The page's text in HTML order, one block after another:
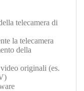
telecamera di
la telecamera
della
originali (es.